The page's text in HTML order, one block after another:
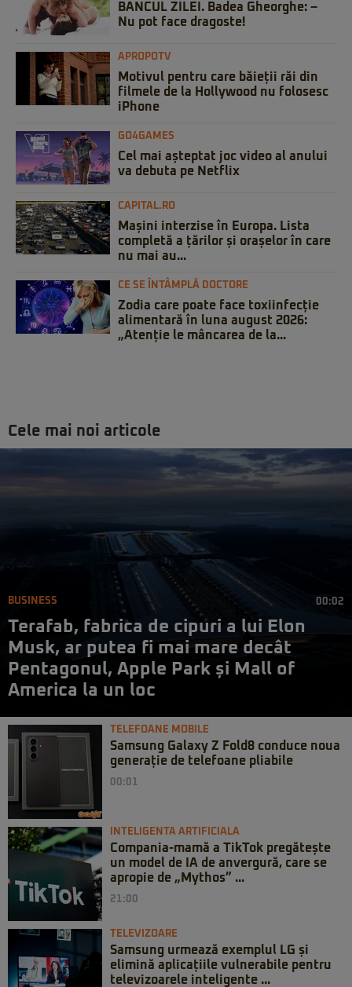
BANCUL ZILEI. Badea Gheorghe: –
Nu pot face dragoste!
APROPOTV
Motivul pentru care băieții răi din
filmele de la Hollywood nu folosesc
iPhone
GO4GAMES
Cel mai așteptat joc video al anului
va debuta pe Netflix
CAPITAL.RO
Mașini interzise în Europa. Lista
completă a țărilor și orașelor în care
nu mai au...
CE SE ÎNTÂMPLĂ DOCTORE
Zodia care poate face toxiinfecție
alimentară în luna august 2026:
„Atenție le mâncarea de la...
Cele mai noi articole
BUSINESS 00:02
Terafab, fabrica de cipuri a lui Elon
Musk, ar putea fi mai mare decât
Pentagonul, Apple Park și Mall of
America la un loc
TELEFOANE MOBILE
Samsung Galaxy Z Fold8 conduce noua
generație de telefoane pliabile
00:01
INTELIGENTA ARTIFICIALA
Compania-mamă a TikTok pregătește
un model de IA de anvergură, care se
apropie de „Mythos” ...
21:00
TELEVIZOARE
Samsung urmează exemplul LG și
elimină aplicațiile vulnerabile pentru
televizoarele inteligente ...